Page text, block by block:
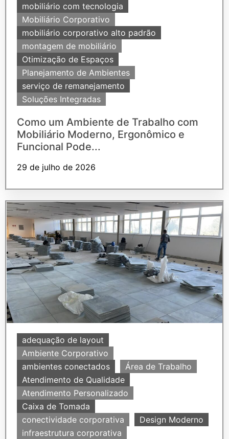
mobiliário com tecnologia
Mobiliário Corporativo
mobiliário corporativo alto padrão
montagem de mobiliário
Otimização de Espaços
Planejamento de Ambientes
serviço de remanejamento
Soluções Integradas
Como um Ambiente de Trabalho com
Mobiliário Moderno, Ergonômico e
Funcional Pode...
29 de julho de 2026
adequação de layout
Ambiente Corporativo
ambientes conectados
Área de Trabalho
Atendimento de Qualidade
Atendimento Personalizado
Caixa de Tomada
conectividade corporativa
Design Moderno
infraestrutura corporativa